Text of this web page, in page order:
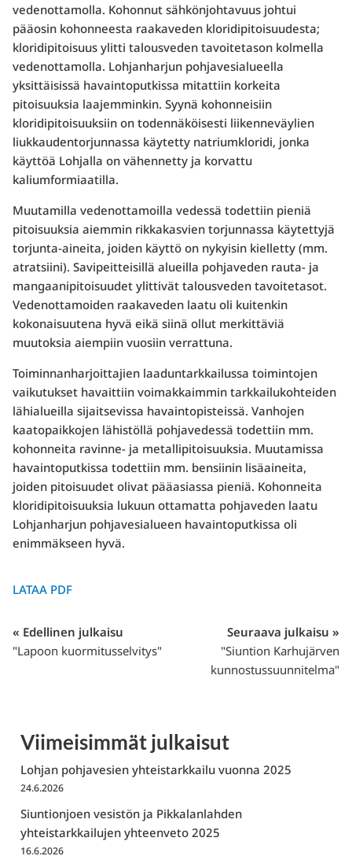
vedenottamolla. Kohonnut sähkönjohtavuus johtui
pääosin kohonneesta raakaveden kloridipitoisuudesta;
kloridipitoisuus ylitti talousveden tavoitetason kolmella
vedenottamolla. Lohjanharjun pohjavesialueella
yksittäisissä havaintoputkissa mitattiin korkeita
pitoisuuksia laajemminkin. Syynä kohonneisiin
kloridipitoisuuksiin on todennäköisesti liikenneväylien
liukkaudentorjunnassa käytetty natriumkloridi, jonka
käyttöä Lohjalla on vähennetty ja korvattu
kaliumformiaatilla.
Muutamilla vedenottamoilla vedessä todettiin pieniä
pitoisuuksia aiemmin rikkakasvien torjunnassa käytettyjä
torjunta-aineita, joiden käyttö on nykyisin kielletty (mm.
atratsiini). Savipeitteisillä alueilla pohjaveden rauta- ja
mangaanipitoisuudet ylittivät talousveden tavoitetasot.
Vedenottamoiden raakaveden laatu oli kuitenkin
kokonaisuutena hyvä eikä siinä ollut merkittäviä
muutoksia aiempiin vuosiin verrattuna.
Toiminnanharjoittajien laaduntarkkailussa toimintojen
vaikutukset havaittiin voimakkaimmin tarkkailukohteiden
lähialueilla sijaitsevissa havaintopisteissä. Vanhojen
kaatopaikkojen lähistöllä pohjavedessä todettiin mm.
kohonneita ravinne- ja metallipitoisuuksia. Muutamissa
havaintoputkissa todettiin mm. bensiinin lisäaineita,
joiden pitoisuudet olivat pääasiassa pieniä. Kohonneita
kloridipitoisuuksia lukuun ottamatta pohjaveden laatu
Lohjanharjun pohjavesialueen havaintoputkissa oli
enimmäkseen hyvä.
LATAA PDF
« Edellinen julkaisu
"Lapoon kuormitusselvitys"
Seuraava julkaisu »
"Siuntion Karhujärven
kunnostussuunnitelma"
Viimeisimmät julkaisut
Lohjan pohjavesien yhteistarkkailu vuonna 2025
24.6.2026
Siuntionjoen vesistön ja Pikkalanlahden
yhteistarkkailujen yhteenveto 2025
16.6.2026